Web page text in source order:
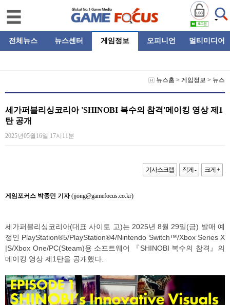
전체뉴스 뉴스센터 게임정보 오피니언 멀티미디어
뉴스홈 > 게임정보 > 뉴스
세가퍼블리싱코리아 'SHINOBI 복수의 참격'메이킹 영상 제1
탄 공개
2025년05월16일 17시11분
기사스크랩 작게 - 크게 +
게임포커스 박종민 기자(jjong@gamefocus.co.kr)
세가퍼블리싱코리아(대표 사이토 고)는 2025년 8월 29일(금) 발매 예
정인 PlayStation®5/PlayStation®4/Nintendo Switch™/Xbox Series X
|S/Xbox One/PC(Steam)용 소프트웨어 『SHINOBI 복수의 참격』의
메이킹 영상 제1탄을 공개했다.